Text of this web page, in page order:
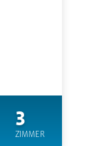
3
ZIMMER